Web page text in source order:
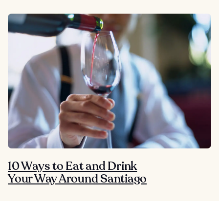
10 Ways to Eat and Drink
Your Way Around Santiago